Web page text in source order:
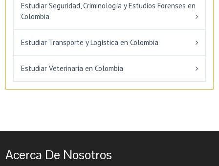
Estudiar Seguridad, Criminología y Estudios Forenses en
Colombia
Estudiar Transporte y Logística en Colombia
Estudiar Veterinaria en Colombia
Acerca De Nosotros